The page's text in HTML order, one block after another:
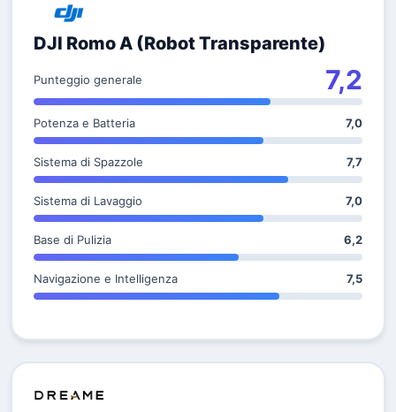
DJI Romo A (Robot Transparente)
Punteggio generale 7,2
Potenza e Batteria 7,0
Sistema di Spazzole 7,7
Sistema di Lavaggio 7,0
Base di Pulizia 6,2
Navigazione e Intelligenza 7,5